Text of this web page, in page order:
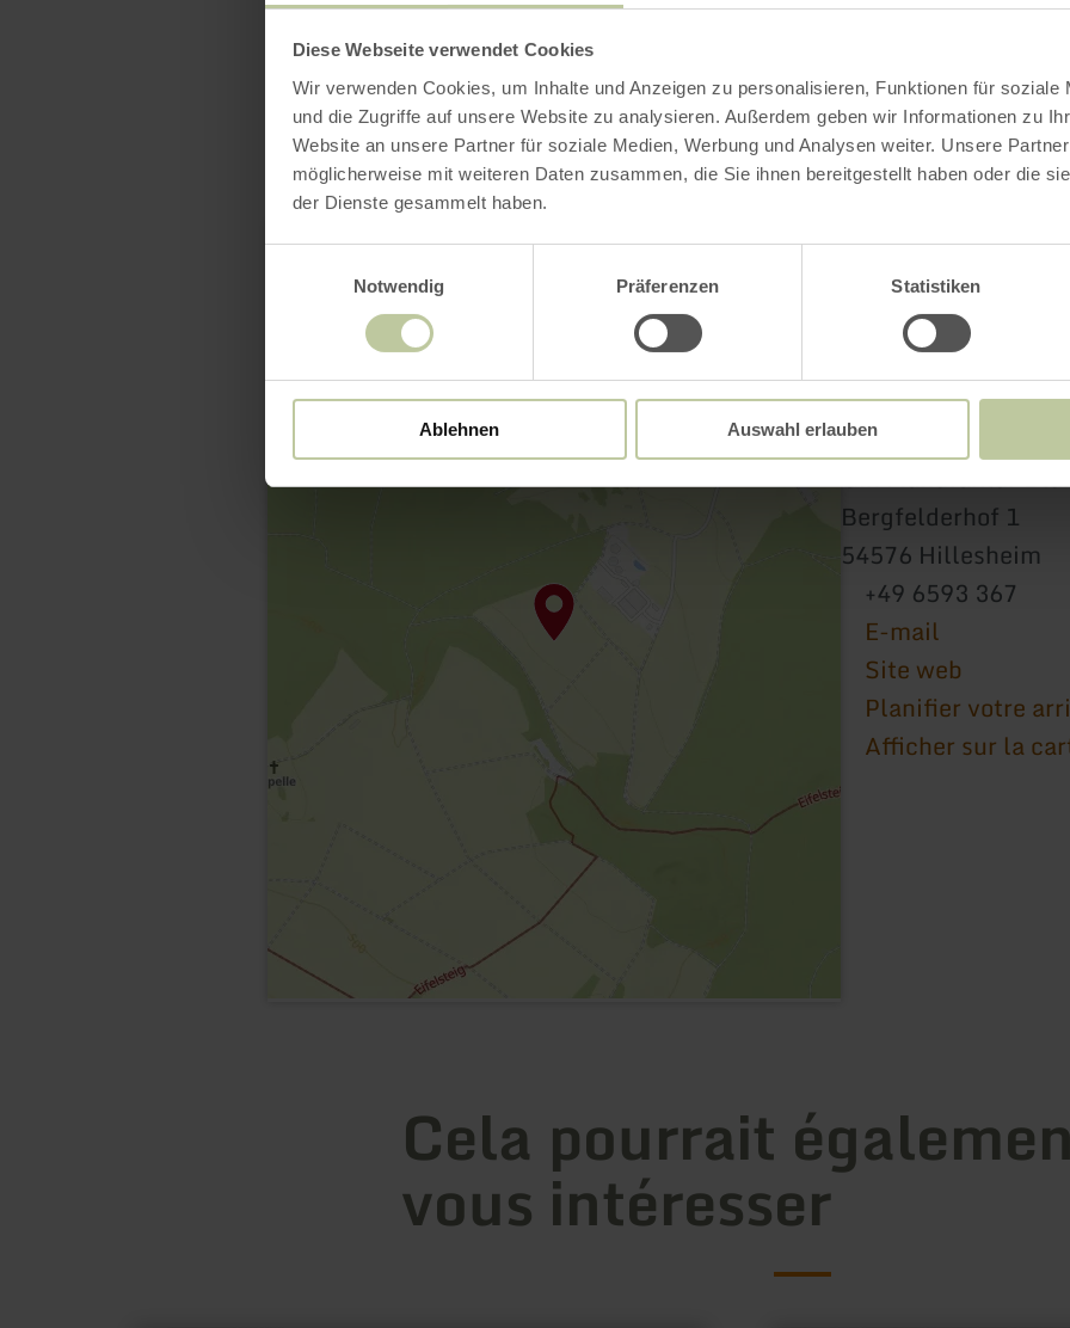
Diese Webseite verwendet Cookies
Wir verwenden Cookies, um Inhalte und Anzeigen zu personalisieren, Funktionen für soziale
und die Zugriffe auf unsere Website zu analysieren. Außerdem geben wir Informationen zu
Website an unsere Partner für soziale Medien, Werbung und Analysen weiter. Unsere
möglicherweise mit weiteren Daten zusammen, die Sie ihnen bereitgestellt haben oder die
der Dienste gesammelt haben.
Notwendig
Präferenzen Statistiken
Ablehnen Auswahl erlauben
Contact
Gin Manufaktur
Bergfelderhof 1
54576 Hillesheim
+49 6593 367
E-mail
Site web
Planifier votre
Afficher sur la
Cela pourrait
vous intéresser